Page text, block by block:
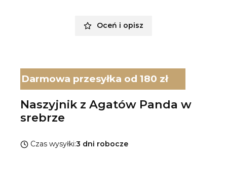
Oceń i opisz
Darmowa przesyłka od 180 zł
Naszyjnik z Agatów Panda w
srebrze
Czas wysyłki:3 dni robocze